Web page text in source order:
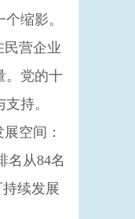
缩影。
营企业
。党的十
持。
空间：
名从84名
续发展